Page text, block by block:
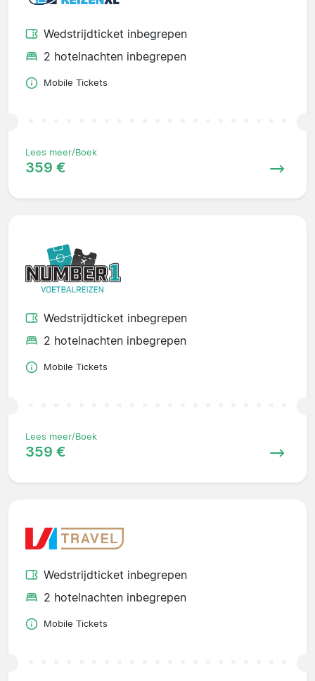
Wedstrijdticket inbegrepen
2 hotelnachten inbegrepen
Mobile Tickets
Lees meer/Boek
359 €
Wedstrijdticket inbegrepen
2 hotelnachten inbegrepen
Mobile Tickets
Lees meer/Boek
359 €
Wedstrijdticket inbegrepen
2 hotelnachten inbegrepen
Mobile Tickets